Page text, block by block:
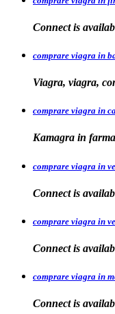
Connect is
comprare viagra in
Viagra, viagra,
comprare viagra in
Kamagra in
comprare viagra in
Connect is
comprare viagra in
Connect is
comprare viagra in
Connect is